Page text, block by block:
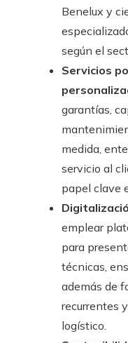
Benelux y
según el
Servicios
garantías,
medida,
servicio al
papel clave
emplear
para
técnicas,
además de
recurrentes
logístico.